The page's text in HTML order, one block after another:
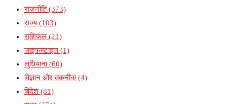
राजनीति(373)
राज्य(103)
राशिफल (21)
लाइफस्टाइल (1)
लुधियाना(60)
विज्ञान और तकनीक(4)
विदेश (81)